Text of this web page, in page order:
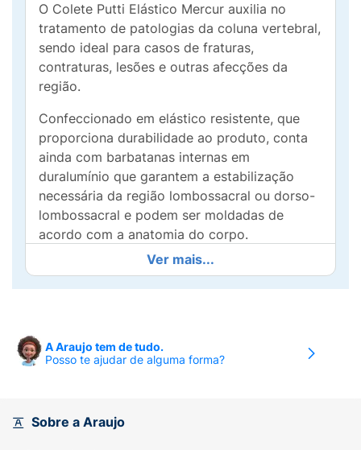
O Colete Putti Elástico Mercur auxilia no
tratamento de patologias da coluna vertebral,
sendo ideal para casos de fraturas,
contraturas, lesões e outras afecções da
região.
Confeccionado em elástico resistente, que
proporciona durabilidade ao produto, conta
ainda com barbatanas internas em
duralumínio que garantem a estabilização
necessária da região lombossacral ou dorso-
lombossacral e podem ser moldadas de
acordo com a anatomia do corpo.
Possui acabamento em fecho aderente que
permite um melhor ajuste do colete e faixas
Estabilização da região dorso-lombossacral
pode ser utilizado em casos de:- Hérnia
Estabilização do tronco no lesado medular.-
Ver mais...
A Araujo tem de tudo.
Posso te ajudar de alguma forma?
Sobre a Araujo